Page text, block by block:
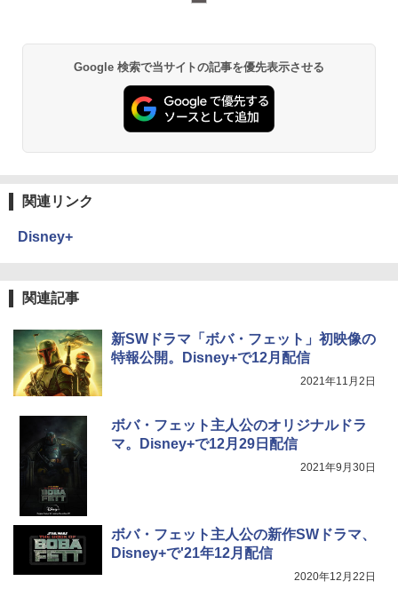
Google 検索で当サイトの記事を優先表示させる
関連リンク
Disney+
関連記事
新SWドラマ「ボバ・フェット」初映像の
特報公開。Disney+で12月配信
2021年11月2日
ボバ・フェット主人公のオリジナルドラ
マ。Disney+で12月29日配信
2021年9月30日
ボバ・フェット主人公の新作SWドラマ、
Disney+で'21年12月配信
2020年12月22日